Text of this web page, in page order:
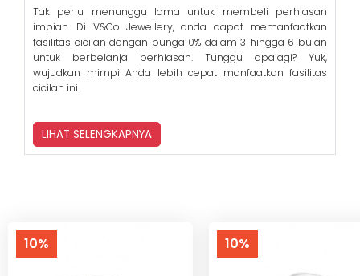
Tak perlu menunggu lama untuk membeli perhiasan
impian. Di V&Co Jewellery, anda dapat memanfaatkan
fasilitas cicilan dengan bunga 0% dalam 3 hingga 6 bulan
untuk berbelanja perhiasan. Tunggu apalagi? Yuk,
wujudkan mimpi Anda lebih cepat manfaatkan fasilitas
cicilan ini.
LIHAT SELENGKAPNYA
10% 10%